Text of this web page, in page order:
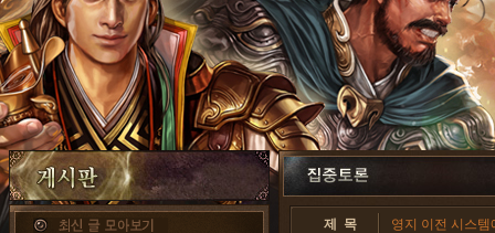
제 목 영지 이전 시스템